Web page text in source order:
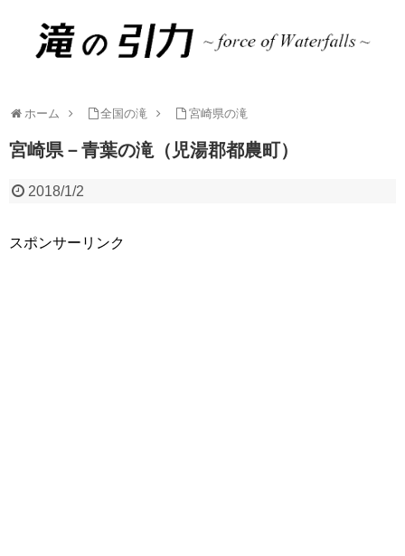
ホーム 全国の滝 宮崎県の滝
宮崎県－青葉の滝（児湯郡都農町）
2018/1/2
スポンサーリンク